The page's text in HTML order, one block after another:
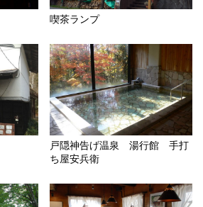
喫茶ランプ
戸隠神告げ温泉 湯行館 手打
ち屋安兵衛